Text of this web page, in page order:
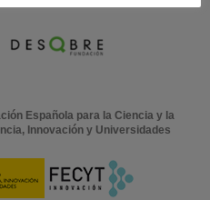
Española para la Ciencia y la
Innovación y Universidades